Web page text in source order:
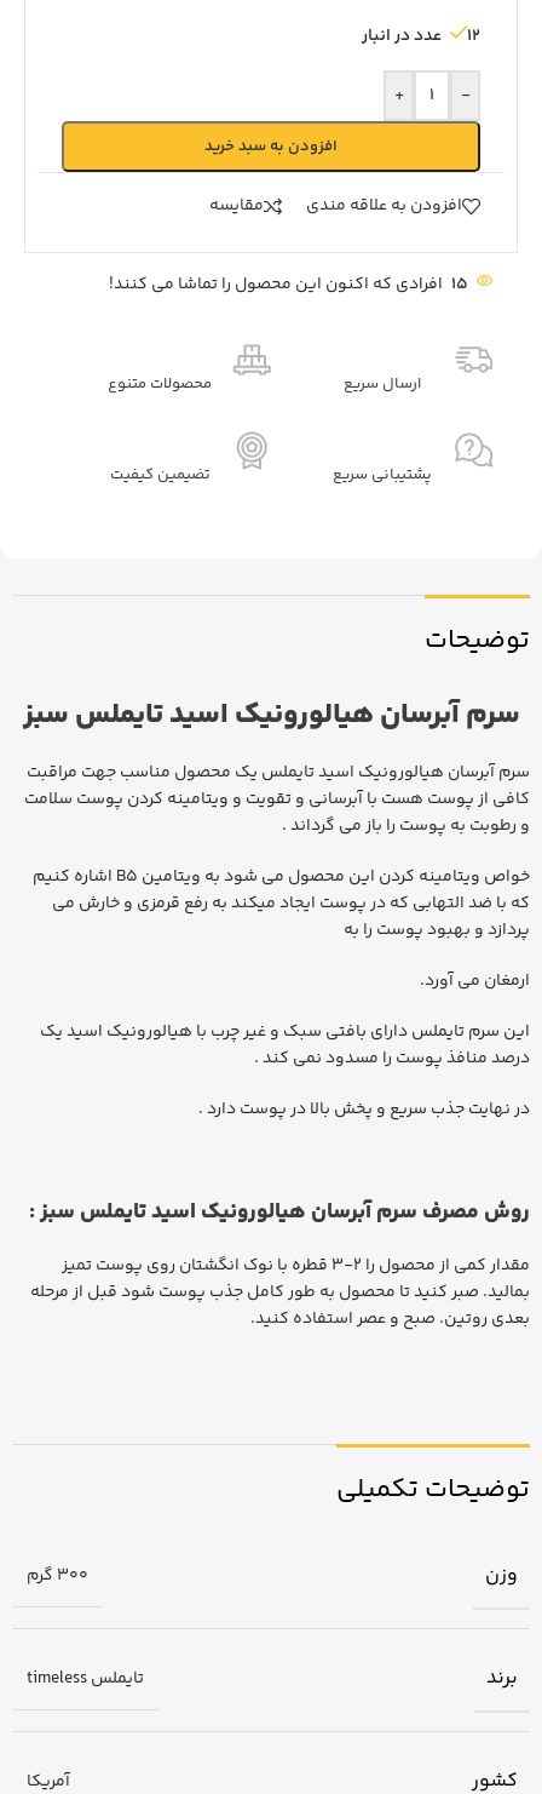
12 عدد در انبار
-
+
افزودن به سبد خرید
افزودن به علاقه مندی مقايسه
15 افرادی که اکنون این محصول را تماشا می کنند!
ارسال سریع محصولات متنوع
پشتیبانی سریع تضیمین کیفیت
توضیحات
سرم آبرسان هیالورونیک اسید تایملس سبز
سرم آبرسان هیالورونیک اسید تایملس یک محصول مناسب جهت مراقبت
کافی از پوست هست با آبرسانی و تقویت و ویتامینه کردن پوست سلامت
و رطوبت به پوست را باز می گرداند .
خواص ویتامینه کردن این محصول می شود به ویتامین B5 اشاره کنیم
که با ضد التهابی که در پوست ایجاد میکند به رفع قرمزی و خارش می
پردازد و بهبود پوست را به
ارمغان می آورد.
این سرم تایملس دارای بافتی سبک و غیر چرب با هیالورونیک اسید یک
درصد منافذ پوست را مسدود نمی کند .
در نهایت جذب سریع و پخش بالا در پوست دارد .
روش مصرف سرم آبرسان هیالورونیک اسید تایملس سبز :
مقدار کمی از محصول را 2-3 قطره با نوک انگشتان روی پوست تمیز
بمالید. صبر کنید تا محصول به طور کامل جذب پوست شود قبل از مرحله
بعدی روتین. صبح و عصر استفاده کنید.
توضیحات تکمیلی
وزن 300 گرم
برند تایملس timeless
کشور آمریکا